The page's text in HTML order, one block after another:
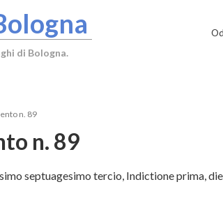
di Bologna.
n. 89
n. 89
septuagesimo tercio, Indictione prima,